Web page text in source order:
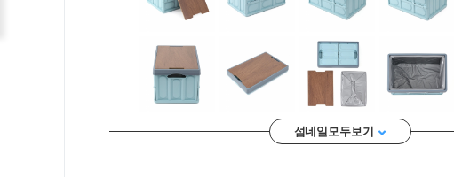
섬네일 모두 보기